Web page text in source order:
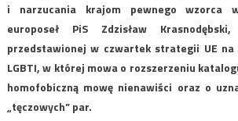
i narzucania krajom pewnego wzorca
europoseł PiS Zdzisław
przedstawionej w czwartek strategii UE na
LGBTI, w której mowa o rozszerzeniu
homofobiczną mowę nienawiści oraz o
„tęczowych” par.